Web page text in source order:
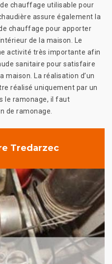
chauffage utilisable pour
assure également la
chauffage pour apporter
de la maison. Le
activité très importante afin
sanitaire pour satisfaire
maison. La réalisation d’un
réalisé uniquement par un
le ramonage, il faut
de ramonage.
Tredarzec